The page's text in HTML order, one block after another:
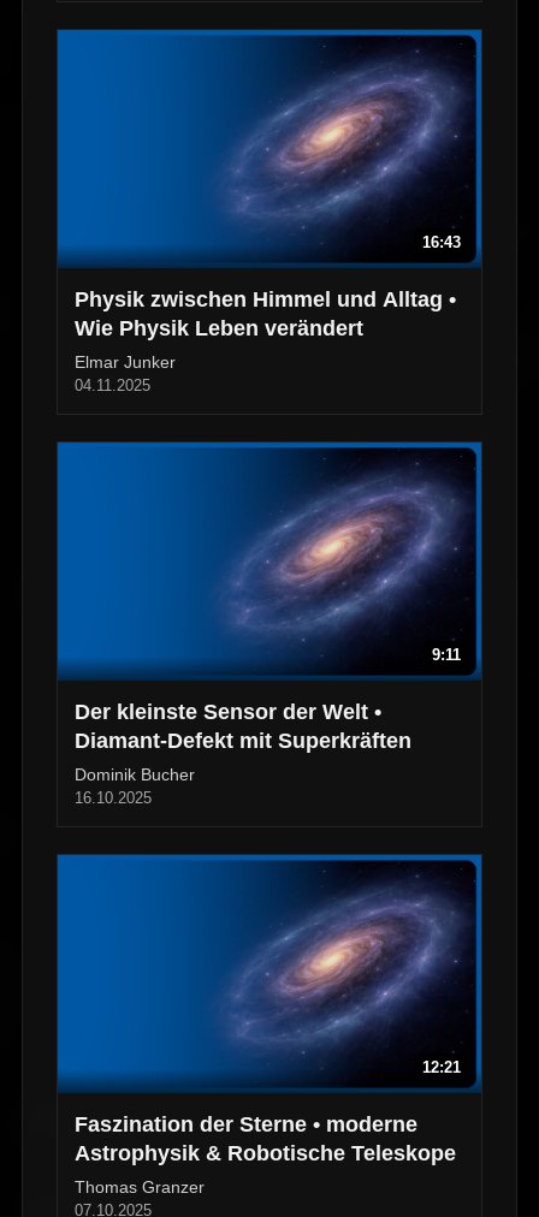
16:43
Physik zwischen Himmel und Alltag •
Wie Physik Leben verändert
Elmar Junker
04.11.2025
9:11
Der kleinste Sensor der Welt •
Diamant-Defekt mit Superkräften
Dominik Bucher
16.10.2025
12:21
Faszination der Sterne • moderne
Astrophysik & Robotische Teleskope
Thomas Granzer
07.10.2025